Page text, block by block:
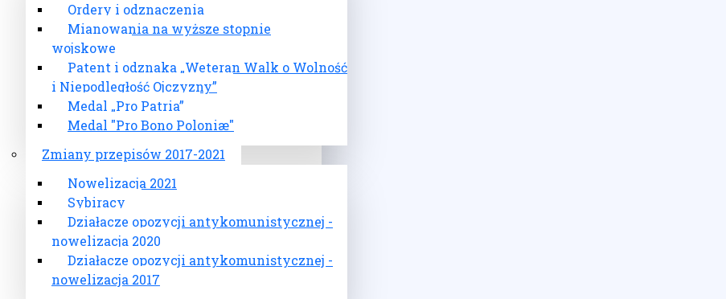
Ordery i odznaczenia
Mianowania na wyższe stopnie
wojskowe
Patent i odznaka „Weteran Walk o Wolność
i Niepodległość Ojczyzny”
Medal „Pro Patria”
Medal "Pro Bono Poloniæ"
Zmiany przepisów 2017-2021
Nowelizacja 2021
Sybiracy
Działacze opozycji antykomunistycznej -
nowelizacja 2020
Działacze opozycji antykomunistycznej -
nowelizacja 2017